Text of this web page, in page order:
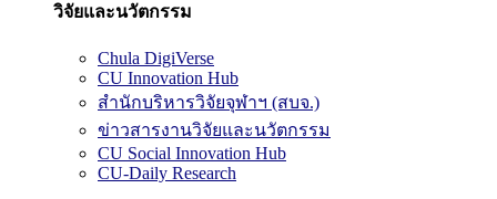
วิจัยและนวัตกรรม
Chula DigiVerse
CU Innovation Hub
สำนักบริหารวิจัยจุฬาฯ (สบจ.)
ข่าวสารงานวิจัยและนวัตกรรม
CU Social Innovation Hub
CU-Daily Research